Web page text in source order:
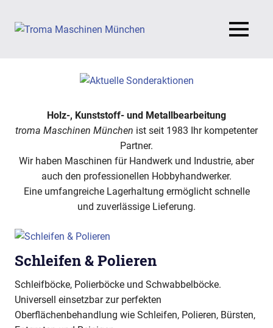
Inhalt
München
MENÜ
Holz-, Kunststoff- und Metallbearbeitung
troma Maschinen München ist seit 1983 Ihr kompetenter
Partner.
Wir haben Maschinen für Handwerk und Industrie, aber
auch den professionellen Hobbyhandwerker.
Eine umfangreiche Lagerhaltung ermöglicht schnelle
und zuverlässige Lieferung.
Schleifen & Polieren
Schleifböcke, Polierböcke und Schwabbelböcke.
Universell einsetzbar zur perfekten
Oberflächenbehandlung wie Schleifen, Polieren, Bürsten,